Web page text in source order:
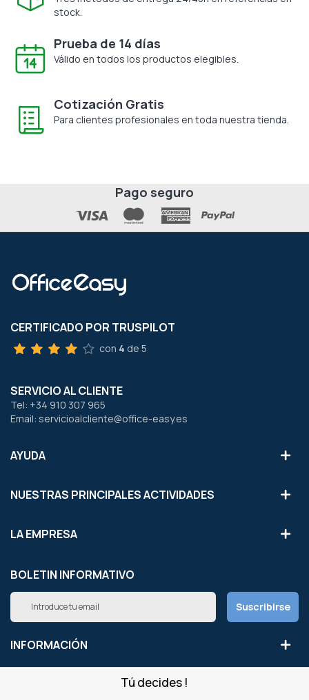
Tú decides !
stock.
Prueba de 14 días
Válido en todos los productos elegibles.
Cotización Gratis
Para clientes profesionales en toda nuestra tienda.
Pago seguro
CERTIFICADO POR TRUSPILOT
con 4 de 5
SERVICIO AL CLIENTE
Tel: +34 910 307 965
Email: servicioalcliente@office-easy.es
AYUDA
NUESTRAS PRINCIPALES ACTIVIDADES
LA EMPRESA
BOLETIN INFORMATIVO
Inscríbete
nuestro
boletín
de
noticias:
Suscribirse
INFORMACIÓN